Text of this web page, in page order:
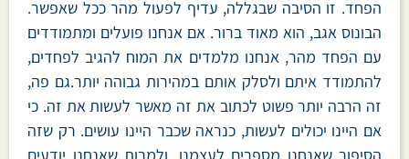
הפחד. זו הסיבה שבגללה, עדיף לפעול מהר ככל שאפשר.
הבונוס אגב, הוא מאוד ברור. אם אנחנו פועלים ומתמודדים
עם הפחד מהר, אנחנו מלמדים את המוח להגיב לפחדים,
להתמודד איתם ולסלק אותם במהירות גבוהה יותר.גם פה,
זה הרבה יותר פשוט לכתוב את זה מאשר לעשות את זה. כי
אם היינו יכולים לעשות, כנראה שכבר היינו עושים. רק שזה